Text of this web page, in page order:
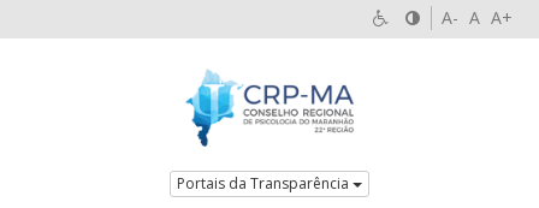
A- A A+
Portais da Transparência